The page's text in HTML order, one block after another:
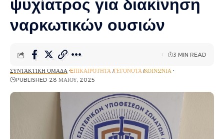
ψυχίατρος για διακίνηση
ναρκωτικών ουσιών
ΣΥΝΤΑΚΤΙΚΉ ΟΜΆΔΑ EΠΙΚΑΙΡΌΤΗΤΑ ΓΕΓΟΝΌΤΑ ΚΟΙΝΩΝΊΑ
PUBLISHED 28 ΜΑΪ́ΟΥ, 2025
3 MIN READ